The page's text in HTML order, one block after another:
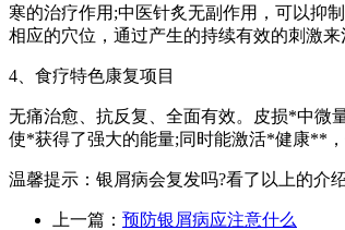
寒的治疗作用;中医针炙无副作用，可以抑
相应的穴位，通过产生的持续有效的刺激来
4、食疗特色康复项目
无痛治愈、抗反复、全面有效。皮损*中微
使*获得了强大的能量;同时能激活*健康**
温馨提示：银屑病会复发吗?看了以上的介
上一篇： 预防银屑病应注意什么